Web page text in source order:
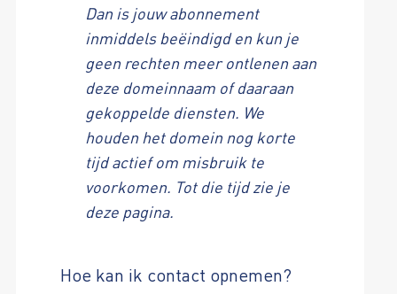
Dan is jouw abonnement
inmiddels beëindigd en kun je
geen rechten meer ontlenen aan
deze domeinnaam of daaraan
gekoppelde diensten. We
houden het domein nog korte
tijd actief om misbruik te
voorkomen. Tot die tijd zie je
deze pagina.
Hoe kan ik contact opnemen?